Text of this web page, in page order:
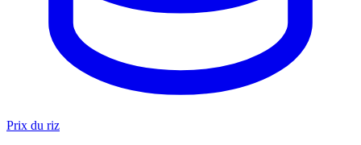
Prix du riz